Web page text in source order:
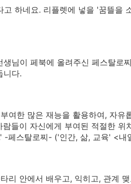
하네요. 리플렛에 넣을 '꿈뜰을
님이 페북에 올려주신 페스탈로
니다.
여한 많은 재능을 활용하여, 자유
들이 자신에게 부여된 적절한 위
-페스탈로찌- ('인간, 삶, 교육' <내
리 안에서 배우고, 익히고, 관계